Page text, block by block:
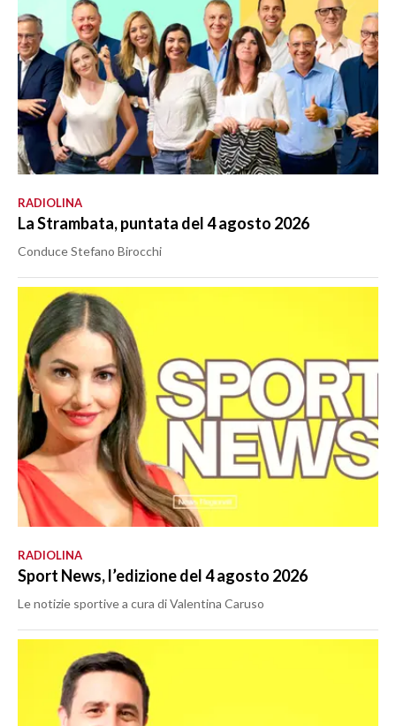
RADIOLINA
La Strambata, puntata del 4 agosto 2026
Conduce Stefano Birocchi
RADIOLINA
Sport News, l’edizione del 4 agosto 2026
Le notizie sportive a cura di Valentina Caruso